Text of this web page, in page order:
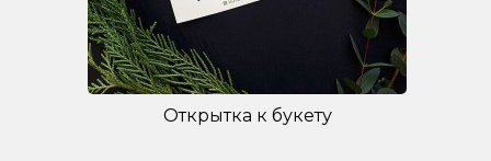
Открытка к букету